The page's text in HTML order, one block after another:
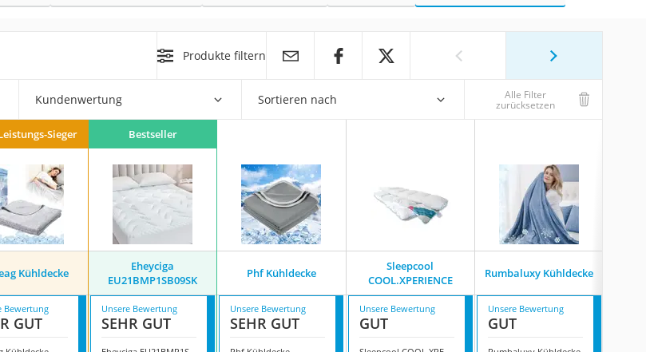
Produkte filtern
Kundenwertung Sortieren nach Alle Filter
zurücksetzen
Sieger Bestseller
Kühldecke
Eheyciga
EU21BMP1SB09SK
Phf Kühldecke
Sleepcool
COOL.XPERIENCE
Rumbaluxy Kühldecke
Bewertung
GUT
Unsere Bewertung
SEHR GUT
Unsere Bewertung
SEHR GUT
Unsere Bewertung
GUT
Unsere Bewertung
GUT